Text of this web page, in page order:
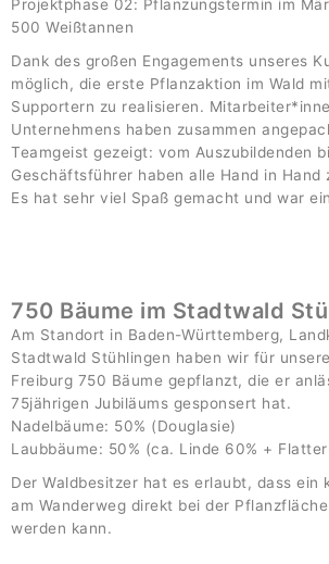
Projektphase 02: Pflanzungstermin im
500 Weißtannen
Dank des großen Engagements unseres
möglich, die erste Pflanzaktion im Wald
Supportern zu realisieren.
Unternehmens haben zusammen
Teamgeist gezeigt: vom Auszubildenden
Geschäftsführer haben alle Hand in Hand
Es hat sehr viel Spaß gemacht und war
750 Bäume im Stadtwald
Am Standort in Baden-Württemberg,
Stadtwald Stühlingen haben wir für
Freiburg 750 Bäume gepflanzt, die er
75jährigen Jubiläums gesponsert hat.
Nadelbäume: 50% (Douglasie)
Laubbäume: 50% (ca. Linde 60% +
Der Waldbesitzer hat es erlaubt, dass ein
am Wanderweg direkt bei der
werden kann.